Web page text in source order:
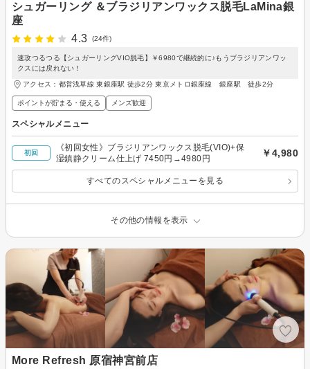
シュガーリング ＆ブラジリアンワックス脱毛LaMina銀
座
4.3
(24件)
速攻つるつる【シュガーリングVIO脱毛】￥6980で継続的に♪もうブラジリアンワッ
クスには戻れない！
アクセス：都営浅草線 東銀座駅 徒歩2分 東京メトロ銀座線 銀座駅 徒歩2分
ポイントが貯まる・使える メンズ歓迎
スペシャルメニュー
初回
《初回女性》ブラジリアンワックス脱毛(VIO)+保
湿鎮静クリーム仕上げ 7450円→4980円
￥4,980
すべてのスペシャルメニューを見る
その他の情報を表示
More Refresh 原宿神宮前店